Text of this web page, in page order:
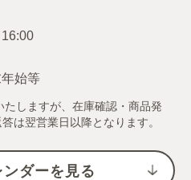
始等
しますが、在庫確認・商品発
は翌営業日以降となります。
ダーを見る